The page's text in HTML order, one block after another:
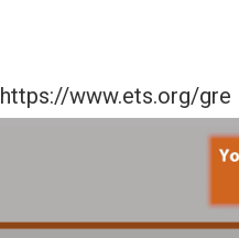
https://www.ets.org/gre